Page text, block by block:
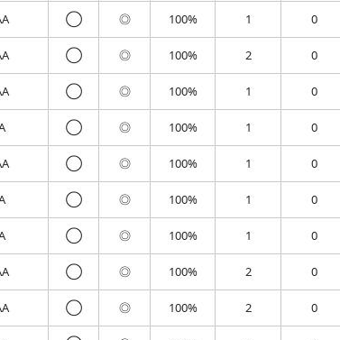
◯ ◎ 100% 1 0
◯ ◎ 100% 2 0
◯ ◎ 100% 1 0
◯ ◎ 100% 1 0
◯ ◎ 100% 1 0
◯ ◎ 100% 1 0
◯ ◎ 100% 1 0
◯ ◎ 100% 2 0
◯ ◎ 100% 2 0